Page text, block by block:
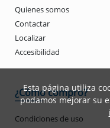
Quienes somos
Contactar
Localizar
Accesibilidad
¿Cómo compro?
Condiciones de uso
Esta página utiliza
podamos mejorar su